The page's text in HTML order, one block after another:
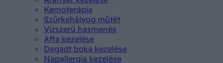
Kemoterápia
Szürkehályog műtét
Vízszerű hasmenés
Afta kezelése
Dagadt boka kezelése
Napallergia kezelése